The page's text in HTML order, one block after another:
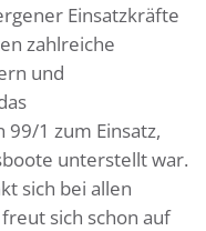
Einsatzkräfte
zahlreiche
und
1 zum Einsatz,
unterstellt war.
sich bei allen
sich schon auf